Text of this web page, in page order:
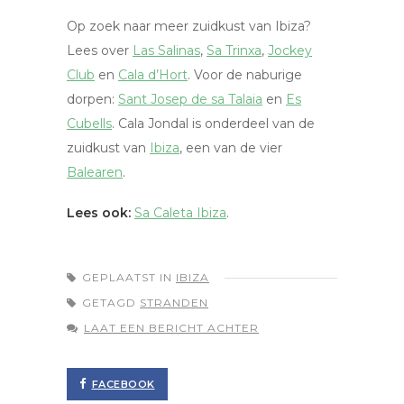
Op zoek naar meer zuidkust van Ibiza?
Lees over Las Salinas, Sa Trinxa, Jockey
Club en Cala d’Hort. Voor de naburige
dorpen: Sant Josep de sa Talaia en Es
Cubells. Cala Jondal is onderdeel van de
zuidkust van Ibiza, een van de vier
Balearen.
Lees ook: Sa Caleta Ibiza.
GEPLAATST IN IBIZA
GETAGD STRANDEN
LAAT EEN BERICHT ACHTER
FACEBOOK